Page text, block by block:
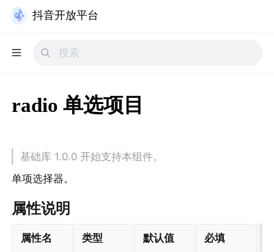
抖音开放平台
radio 单选项目
基础库 1.0.0 开始支持本组件。
单项选择器。
属性说明
属性名 类型 默认值 必填